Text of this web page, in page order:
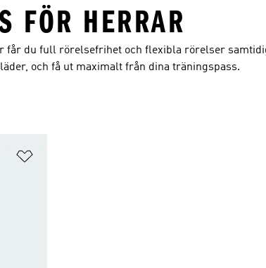
FÖR HERRAR
får du full rörelsefrihet och flexibla rörelser
och få ut maximalt från dina träningspass.